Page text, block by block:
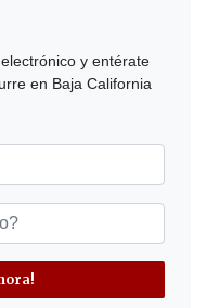
y entérate
en Baja California